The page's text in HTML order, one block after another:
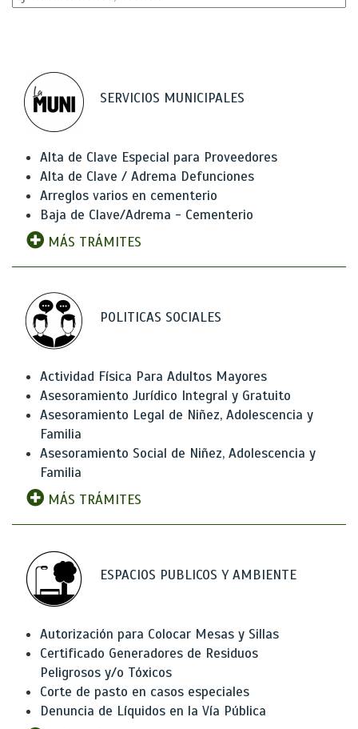
SERVICIOS MUNICIPALES
Alta de Clave Especial para Proveedores
Alta de Clave / Adrema Defunciones
Arreglos varios en cementerio
Baja de Clave/Adrema - Cementerio
MÁS TRÁMITES
POLITICAS SOCIALES
Actividad Física Para Adultos Mayores
Asesoramiento Jurídico Integral y Gratuito
Asesoramiento Legal de Niñez, Adolescencia y
Familia
Asesoramiento Social de Niñez, Adolescencia y
Familia
MÁS TRÁMITES
ESPACIOS PUBLICOS Y AMBIENTE
Autorización para Colocar Mesas y Sillas
Certificado Generadores de Residuos
Peligrosos y/o Tóxicos
Corte de pasto en casos especiales
Denuncia de Líquidos en la Vía Pública